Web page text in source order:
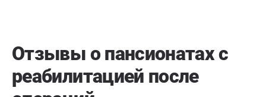
Отзывы о пансионатах с
реабилитацией после